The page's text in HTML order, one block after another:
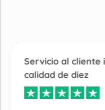
Servicio al
calidad de diez